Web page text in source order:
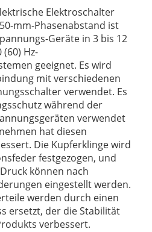
Elektroschalter
mm-Phasenabstand ist
Geräte in 3 bis 12
(60) Hz-
geeignet. Es wird
mit verschiedenen
verwendet. Es
während der
verwendet
hat diesen
Die Kupferklinge wird
festgezogen, und
können nach
eingestellt werden.
werden durch einen
ersetzt, der die Stabilität
verbessert.